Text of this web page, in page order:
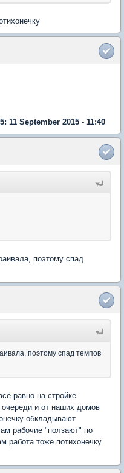
11 September 2015 - 11:40
поэтому спад
поэтому спад темпов
равно на стройке
и от наших домов
обкладывают
рабочие "ползают" по
работа тоже потихонечку